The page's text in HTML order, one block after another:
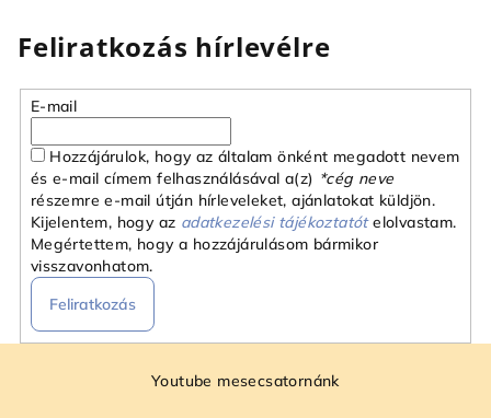
Feliratkozás hírlevélre
E-mail
Hozzájárulok, hogy az általam önként megadott nevem
és e-mail címem felhasználásával a(z) *cég neve
részemre e-mail útján hírleveleket, ajánlatokat küldjön.
Kijelentem, hogy az adatkezelési tájékoztatót elolvastam.
Megértettem, hogy a hozzájárulásom bármikor
visszavonhatom.
Feliratkozás
Youtube mesecsatornánk